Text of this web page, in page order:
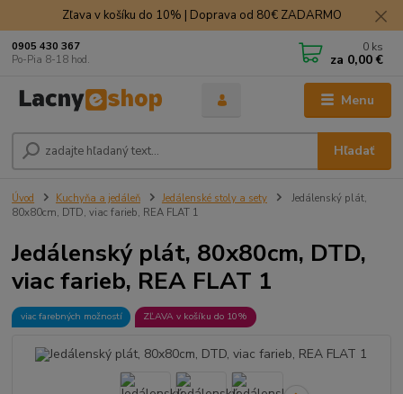
Zľava v košíku do 10% | Doprava od 80€ ZADARMO
Menu
Hľadať
0905 430 367
Po-Pia 8-18 hod.
0 ks
za 0,00 €
Úvod Kuchyňa a jedáleň Jedálenské stoly a sety
Jedálenský plát,
80x80cm, DTD, viac farieb, REA FLAT 1
Jedálenský plát, 80x80cm, DTD,
viac farieb, REA FLAT 1
viac farebných možností ZĽAVA v košíku do 10%